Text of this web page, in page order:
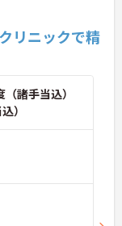
リニックで精
（諸手当込）
）